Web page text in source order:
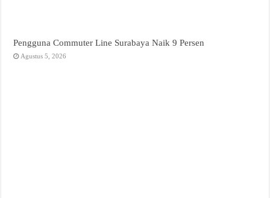
Pengguna Commuter Line Surabaya Naik 9 Persen
Agustus 5, 2026